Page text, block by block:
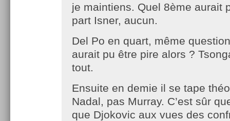
je maintiens. Quel 8ème aurait
part Isner, aucun.
Del Po en quart, même
aurait pu être pire alors ?
tout.
Ensuite en demie il se tape
Nadal, pas Murray. C’est sûr
que Djokovic aux vues des